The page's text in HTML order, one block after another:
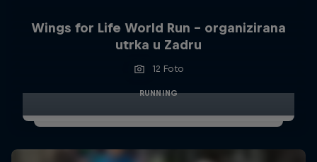
Wings for Life World Run - organizirana
utrka u Zadru
12 Foto
RUNNING